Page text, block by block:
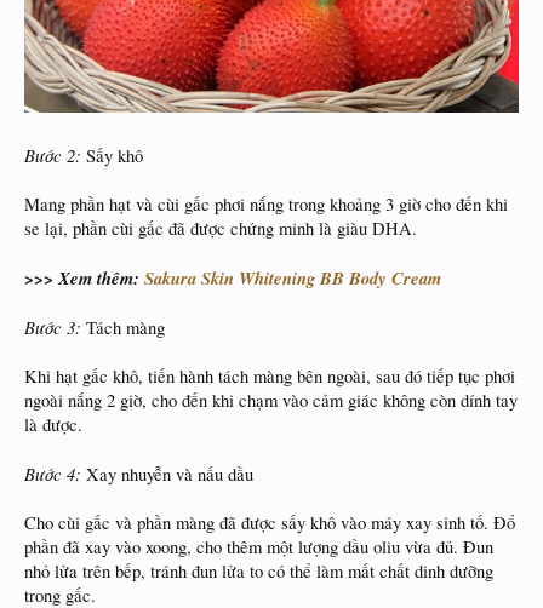
Bước 2: Sấy khô
Mang phần hạt và cùi gấc phơi nắng trong khoảng 3 giờ cho đến khi
se lại, phần cùi gấc đã được chứng minh là giàu DHA.
>>> Xem thêm: Sakura Skin Whitening BB Body Cream
Bước 3: Tách màng
Khi hạt gấc khô, tiến hành tách màng bên ngoài, sau đó tiếp tục phơi
ngoài nắng 2 giờ, cho đến khi chạm vào cảm giác không còn dính tay
là được.
Bước 4: Xay nhuyễn và nấu dầu
Cho cùi gấc và phần màng đã được sấy khô vào máy xay sinh tố. Đổ
phần đã xay vào xoong, cho thêm một lượng dầu oliu vừa đủ. Đun
nhỏ lửa trên bếp, tránh đun lửa to có thể làm mất chất dinh dưỡng
trong gấc.